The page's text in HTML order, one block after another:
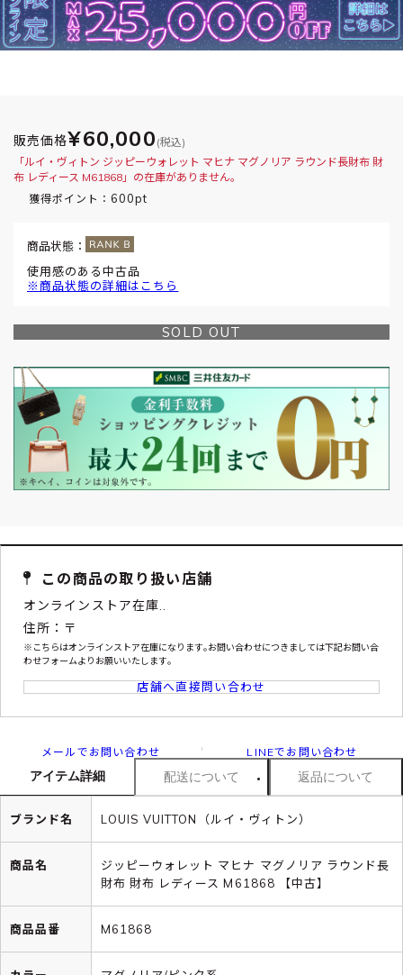
販売価格¥60,000 (税込)
「ルイ・ヴィトン ジッピーウォレット マヒナ マグノリア ラウンド長財布 財
布 レディース M61868」の在庫がありません。
獲得ポイント： 600pt
商品状態：
使用感のある中古品
※商品状態の詳細はこちら
SOLD OUT
この商品の取り扱い店舗
オンラインストア在庫..
住所：〒
※こちらはオンラインストア在庫になります｡お問い合わせにつきましては下記お問い合
わせフォームよりお願いいたします｡
店舗へ直接問い合わせ
メールでお問い合わせ LINEでお問い合わせ
アイテム詳細 配送について 返品について
ブランド名 LOUIS VUITTON（ルイ・ヴィトン）
商品名
ジッピーウォレット マヒナ マグノリア ラウンド長
財布 財布 レディース M61868 【中古】
商品品番 M61868